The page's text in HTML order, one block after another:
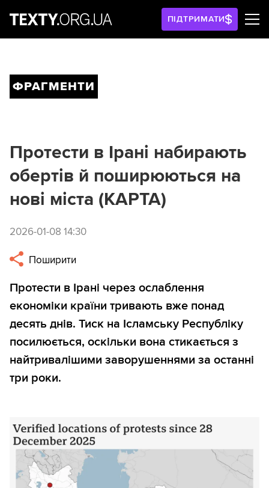
ПІДТРИМАТИ
ФРАГМЕНТИ
Протести в Ірані набирають
обертів й поширюються на
нові міста (КАРТА)
2026-01-08 14:30
Поширити
Протести в Ірані через ослаблення
економіки країни тривають вже понад
десять днів. Тиск на Ісламську Республіку
посилюється, оскільки вона стикається з
найтривалішими заворушеннями за останні
три роки.